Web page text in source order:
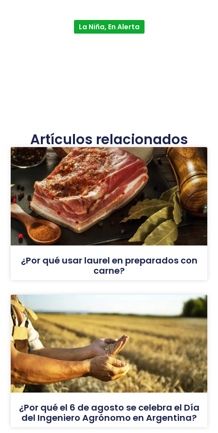
La Niña, En Alerta
Artículos relacionados
¿Por qué usar laurel en preparados con
carne?
¿Por qué el 6 de agosto se celebra el Día
del Ingeniero Agrónomo en Argentina?